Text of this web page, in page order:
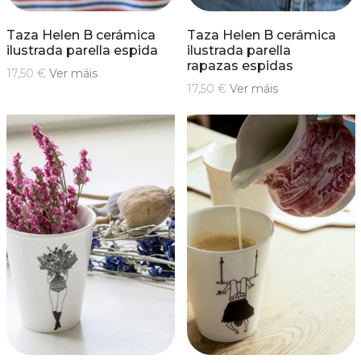
Taza Helen B cerámica
ilustrada parella espida
17,50 € Ver máis
Taza Helen B cerámica
ilustrada parella
rapazas espidas
17,50 € Ver máis